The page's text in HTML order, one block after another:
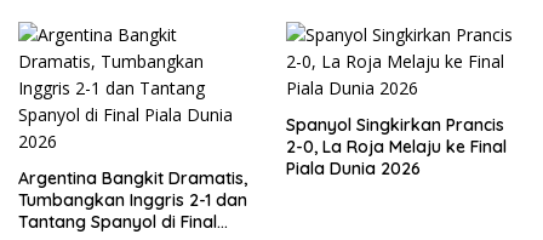
Argentina Bangkit Dramatis,
Tumbangkan Inggris 2-1 dan
Tantang Spanyol di Final
Spanyol Singkirkan Prancis
2-0, La Roja Melaju ke Final
Piala Dunia 2026